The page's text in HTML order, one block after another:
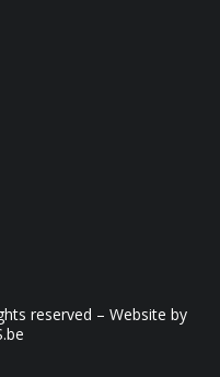
reserved – Website by